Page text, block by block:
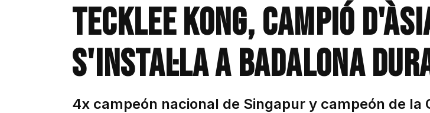
Tecklee Kong, campió
s'instal·la a Badalona
4x campeón nacional de Singapur y campeón de la